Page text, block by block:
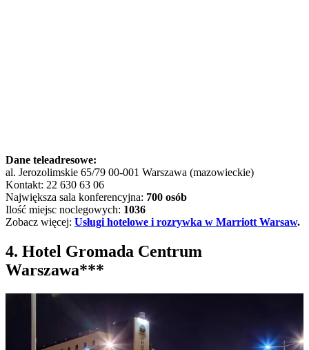
Dane teleadresowe:
al. Jerozolimskie 65/79 00-001 Warszawa (mazowieckie)
Kontakt: 22 630 63 06
Największa sala konferencyjna: 700 osób
Ilość miejsc noclegowych: 1036
Zobacz więcej: Usługi hotelowe i rozrywka w Marriott Warsaw.
4. Hotel Gromada Centrum
Warszawa***